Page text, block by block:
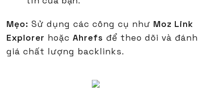
Mẹo: Sử dụng các công cụ như Moz Link
Explorer hoặcAhrefs để theo dõi và đánh
giá chất lượng backlinks.